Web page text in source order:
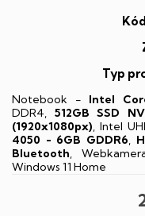
Typ
Notebook - Intel
DDR4, 512GB SSD
(1920x1080px), Intel
4050 - 6GB GDDR6,
Bluetooth,
Windows 11 Home